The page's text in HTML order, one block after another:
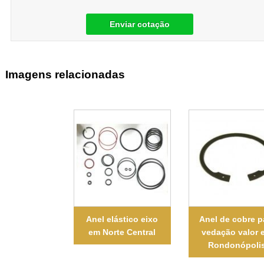
Enviar cotação
Imagens relacionadas
Anel elástico eixo
em Norte Central
Anel de cobre
vedação valor